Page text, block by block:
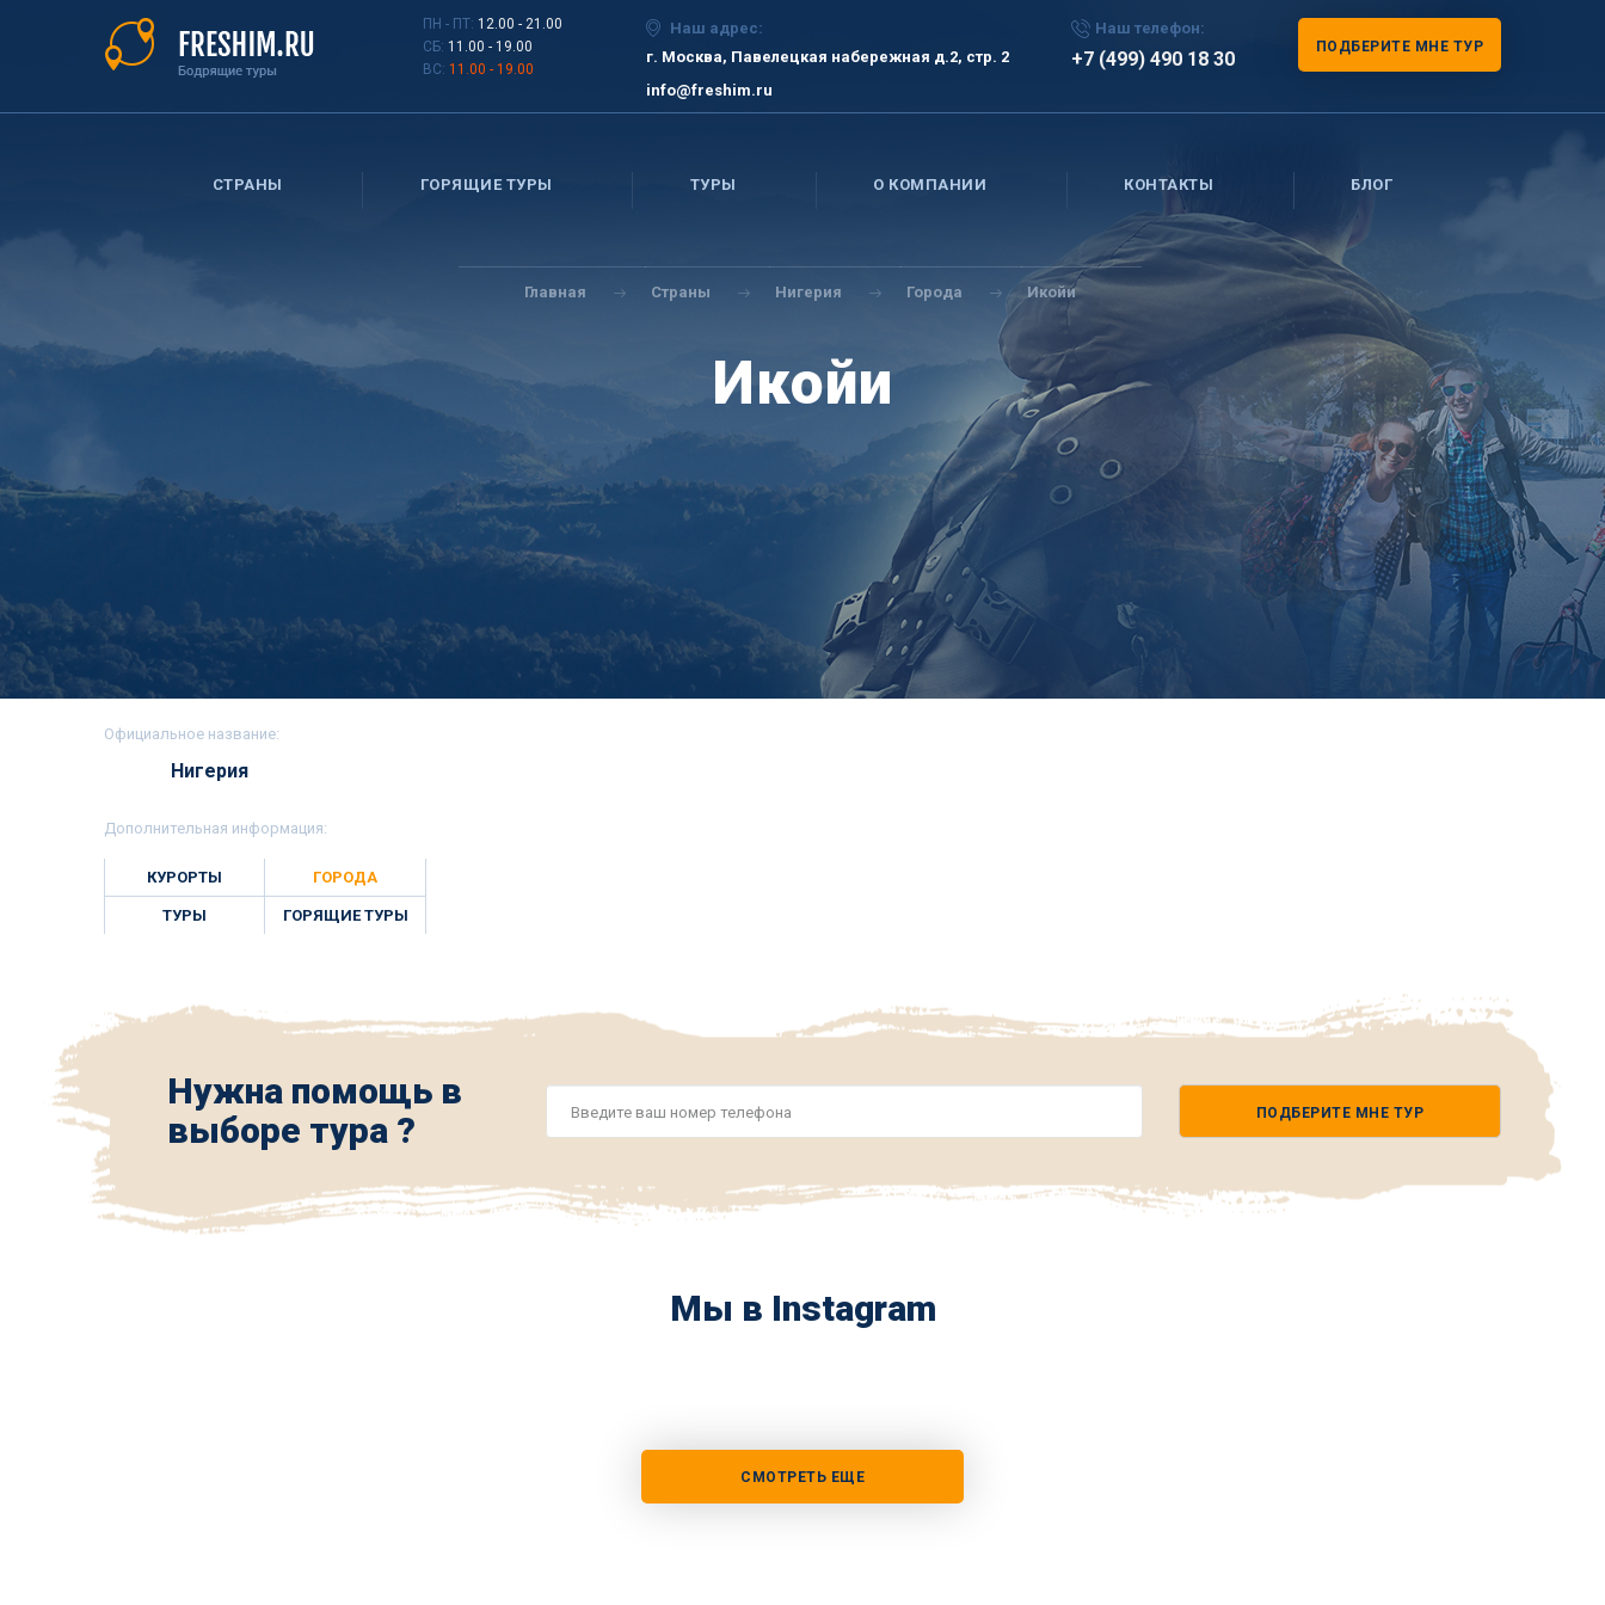
ПН - ПТ: 12.00 - 21.00
СБ: 11.00 - 19.00
ВС: 11.00 - 19.00
Наш адрес:
г. Москва, Павелецкая набережная д.2, стр. 2
info@freshim.ru
Наш телефон:
+7 (499) 490 18 30
ПОДБЕРИТЕ МНЕ ТУР
СТРАНЫ ГОРЯЩИЕ ТУРЫ ТУРЫ О КОМПАНИИ КОНТАКТЫ БЛОГ
Вы
здесь
Главная Страны Нигерия Города Икойи
Икойи
Официальное название:
Нигерия
Дополнительная информация:
КУРОРТЫ ГОРОДА
ТУРЫ ГОРЯЩИЕ ТУРЫ
Нужна помощь в
выборе тура ?
*
ПОДБЕРИТЕ МНЕ ТУР
Мы в Instagram
СМОТРЕТЬ ЕЩЕ